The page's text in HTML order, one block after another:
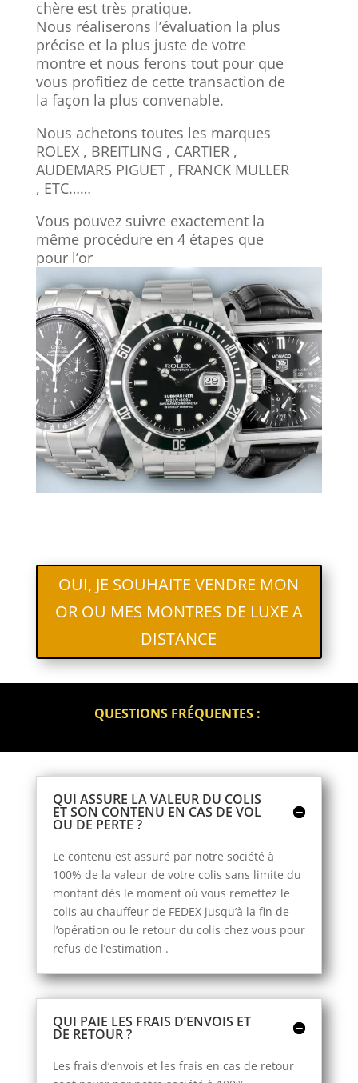
chère est très pratique.
Nous réaliserons l’évaluation la plus
précise et la plus juste de votre
montre et nous ferons tout pour que
vous profitiez de cette transaction de
la façon la plus convenable.
Nous achetons toutes les marques
ROLEX , BREITLING , CARTIER ,
AUDEMARS PIGUET , FRANCK MULLER
, ETC……
Vous pouvez suivre exactement la
même procédure en 4 étapes que
pour l’or
OUI, JE SOUHAITE VENDRE MON
OR OU MES MONTRES DE LUXE A
DISTANCE
QUESTIONS FRÉQUENTES :
QUI ASSURE LA VALEUR DU COLIS
ET SON CONTENU EN CAS DE VOL
OU DE PERTE ?
Le contenu est assuré par notre société à
100% de la valeur de votre colis sans limite du
montant dés le moment où vous remettez le
colis au chauffeur de FEDEX jusqu’à la fin de
l’opération ou le retour du colis chez vous pour
refus de l’estimation .
QUI PAIE LES FRAIS D’ENVOIS ET
DE RETOUR ?
Les frais d’envois et les frais en cas de retour